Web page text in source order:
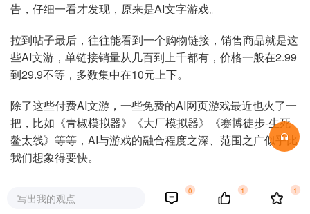
告，仔细一看才发现，原来是AI文字游戏。
拉到帖子最后，往往能看到一个购物链接，销售商品就是这
些AI文游，单链接销量从几百到上千都有，价格一般在2.99
到29.9不等，多数集中在10元上下。
除了这些付费AI文游，一些免费的AI网页游戏最近也火了一
把，比如《青椒模拟器》《大厂模拟器》《赛博徒步-生死
鳌太线》等等，AI与游戏的融合程度之深、范围之广似乎比
我们想象得要快。
那么，AI浪潮席卷游戏行业的当下，AI文游的火爆是借了东
风，还是确有其才？它们的商业化道路顺遂吗，它们又真的
写出我的观点
0 1 1